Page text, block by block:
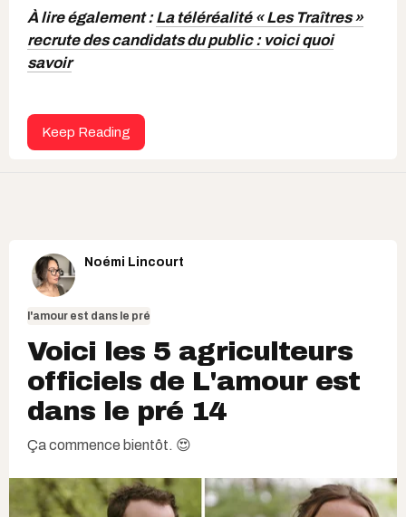
À lire également :La téléréalité « Les Traîtres »
recrute des candidats du public : voici quoi
savoir
Keep Reading
Noémi Lincourt
l'amour est dans le pré
Voici les 5 agriculteurs
officiels de L'amour est
dans le pré 14
Ça commence bientôt. 😍